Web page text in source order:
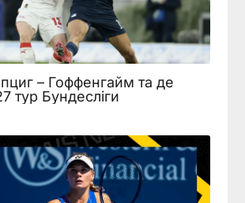
– Гоффенгайм та де
тур Бундесліги